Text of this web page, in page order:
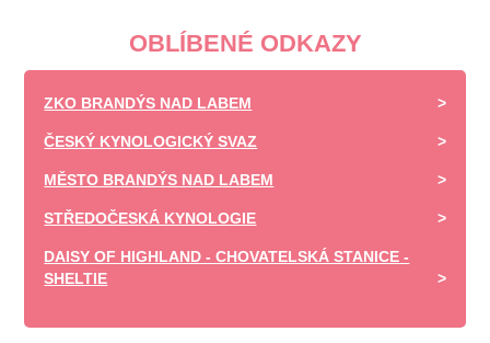
OBLÍBENÉ ODKAZY
ZKO BRANDÝS NAD LABEM
ČESKÝ KYNOLOGICKÝ SVAZ
MĚSTO BRANDÝS NAD LABEM
STŘEDOČESKÁ KYNOLOGIE
DAISY OF HIGHLAND - CHOVATELSKÁ STANICE -
SHELTIE